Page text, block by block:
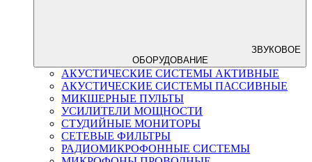
ЗВУКОВОЕ
ОБОРУДОВАНИЕ
АКУСТИЧЕСКИЕ СИСТЕМЫ АКТИВНЫЕ
АКУСТИЧЕСКИЕ СИСТЕМЫ ПАССИВНЫЕ
МИКШЕРНЫЕ ПУЛЬТЫ
УСИЛИТЕЛИ МОЩНОСТИ
СТУДИЙНЫЕ МОНИТОРЫ
СЕТЕВЫЕ ФИЛЬТРЫ
РАДИОМИКРОФОННЫЕ СИСТЕМЫ